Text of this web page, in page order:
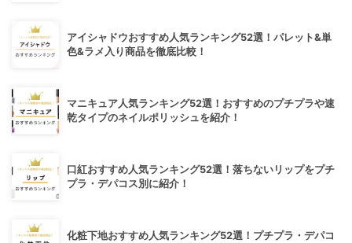
アイシャドウおすすめ人気ランキング52選！パレット&単
色&ラメ入り商品を徹底比較！
マニキュア人気ランキング52選！おすすめのプチプラや速
乾タイプのネイルポリッシュを紹介！
口紅おすすめ人気ランキング52選！落ちないリップをプチ
プラ・デパコス別に紹介！
化粧下地おすすめ人気ランキング52選！プチプラ・デパコ